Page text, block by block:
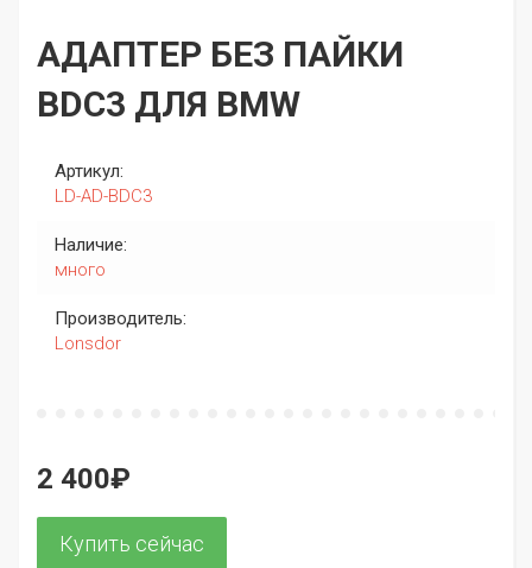
АДАПТЕР БЕЗ ПАЙКИ
BDC3 ДЛЯ BMW
Артикул:
LD-AD-BDC3
Наличие:
много
Производитель:
Lonsdor
2 400₽